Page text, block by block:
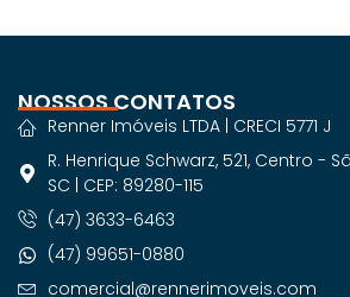
NOSSOS CONTATOS
Renner Imóveis LTDA | CRECI 5771 J
R. Henrique Schwarz, 521, Centro -
SC | CEP: 89280-115
(47) 3633-6463
(47) 99651-0880
comercial@rennerimoveis.com